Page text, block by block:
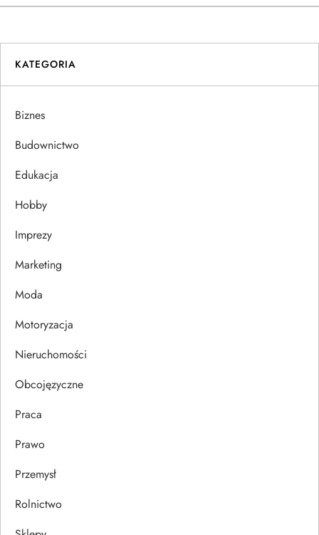
w
i
g
a
c
j
a
w
p
i
s
u
KATEGORIA
Biznes
Budownictwo
Edukacja
Hobby
Imprezy
Marketing
Moda
Motoryzacja
Nieruchomości
Obcojęzyczne
Praca
Prawo
Przemysł
Rolnictwo